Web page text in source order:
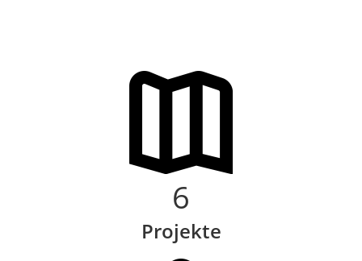
6
Projekte